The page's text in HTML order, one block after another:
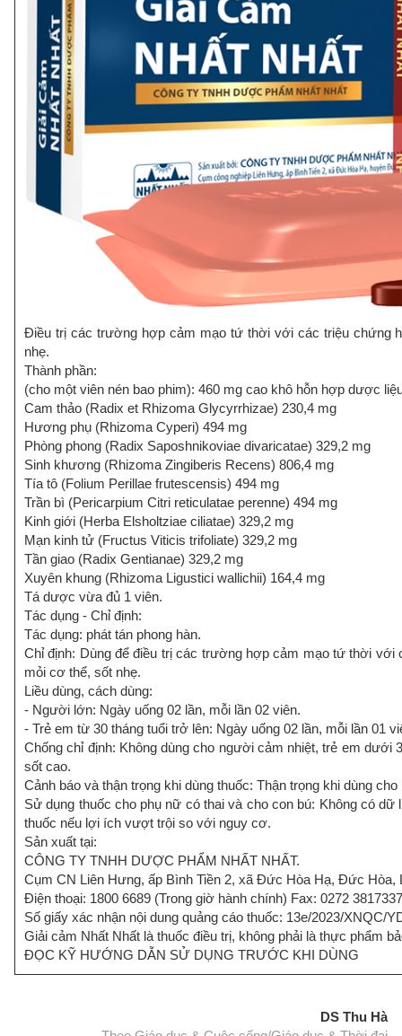
Điều trị các trường hợp cảm mạo tứ thời với các triệu chứng
nhẹ.
Thành phần:
(cho một viên nén bao phim): 460 mg cao khô hỗn hợp dược
Cam thảo (Radix et Rhizoma Glycyrrhizae) 230,4 mg
Hương phụ (Rhizoma Cyperi) 494 mg
Phòng phong (Radix Saposhnikoviae divaricatae) 329,2 mg
Sinh khương (Rhizoma Zingiberis Recens) 806,4 mg
Tía tô (Folium Perillae frutescensis) 494 mg
Trần bì (Pericarpium Citri reticulatae perenne) 494 mg
Kinh giới (Herba Elsholtziae ciliatae) 329,2 mg
Mạn kinh tử (Fructus Viticis trifoliate) 329,2 mg
Tần giao (Radix Gentianae) 329,2 mg
Xuyên khung (Rhizoma Ligustici wallichii) 164,4 mg
Tá dược vừa đủ 1 viên.
Tác dụng - Chỉ định:
Tác dụng: phát tán phong hàn.
Chỉ định: Dùng để điều trị các trường hợp cảm mạo tứ thời
mỏi cơ thể, sốt nhẹ.
Liều dùng, cách dùng:
- Người lớn: Ngày uống 02 lần, mỗi lần 02 viên.
- Trẻ em từ 30 tháng tuổi trở lên: Ngày uống 02 lần, mỗi lần 01
Chống chỉ định: Không dùng cho người cảm nhiệt, trẻ em dưới
sốt cao.
Cảnh báo và thận trọng khi dùng thuốc: Thận trọng khi dùng
Sử dụng thuốc cho phụ nữ có thai và cho con bú: Không có
thuốc nếu lợi ích vượt trội so với nguy cơ.
Sản xuất tại:
CÔNG TY TNHH DƯỢC PHẨM NHẤT NHẤT.
Cụm CN Liên Hưng, ấp Bình Tiền 2, xã Đức Hòa Hạ, Đức Hòa,
Điện thoại: 1800 6689 (Trong giờ hành chính) Fax: 0272 3817337
Số giấy xác nhận nội dung quảng cáo thuốc: 13e/2023/XNQC/
Giải cảm Nhất Nhất là thuốc điều trị, không phải là thực phẩm
ĐỌC KỸ HƯỚNG DẪN SỬ DỤNG TRƯỚC KHI DÙNG
DS Thu Hà